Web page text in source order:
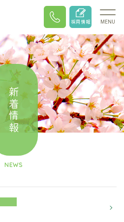
採用情報 MENU
新着情報
NEWS